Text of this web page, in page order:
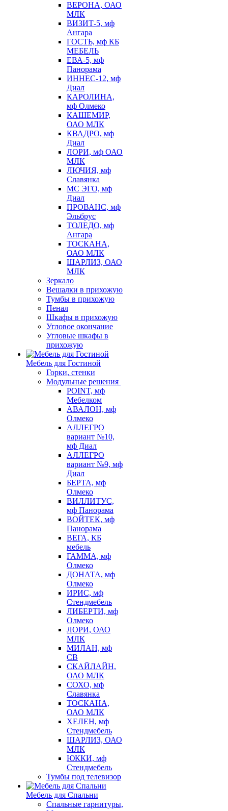
ВЕРОНА, ОАО
МЛК
ВИЗИТ-5, мф
Ангара
ГОСТЬ, мф КБ
МЕБЕЛЬ
ЕВА-5, мф
Панорама
ИННЕС-12, мф
Диал
КАРОЛИНА,
мф Олмеко
КАШЕМИР,
ОАО МЛК
КВАДРО, мф
Диал
ЛОРИ, мф ОАО
МЛК
ЛЮЧИЯ, мф
Славянка
МС ЭГО, мф
Диал
ПРОВАНС, мф
Эльбрус
ТОЛЕДО, мф
Ангара
ТОСКАНА,
ОАО МЛК
ШАРЛИЗ, ОАО
МЛК
Зеркало
Вешалки в прихожую
Тумбы в прихожую
Пенал
Шкафы в прихожую
Угловое окончание
Угловые шкафы в
прихожую
Мебель для Гостиной
Горки, стенки
Модульные решения
POINT, мф
Мебелком
АВАЛОН, мф
Олмеко
АЛЛЕГРО
вариант №10,
мф Диал
АЛЛЕГРО
вариант №9, мф
Диал
БЕРТА, мф
Олмеко
ВИЛЛИТУС,
мф Панорама
ВОЙТЕК, мф
Панорама
ВЕГА, КБ
мебель
ГАММА, мф
Олмеко
ДОНАТА, мф
Олмеко
ИРИС, мф
Стендмебель
ЛИБЕРТИ, мф
Олмеко
ЛОРИ, ОАО
МЛК
МИЛАН, мф
СВ
СКАЙЛАЙН,
ОАО МЛК
СОХО, мф
Славянка
ТОСКАНА,
ОАО МЛК
ХЕЛЕН, мф
Стендмебель
ШАРЛИЗ, ОАО
МЛК
ЮККИ, мф
Стендмебель
Тумбы под телевизор
Мебель для Спальни
Спальные гарнитуры,